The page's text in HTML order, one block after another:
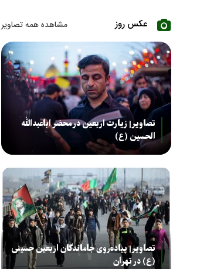
عکس روز مشاهده همه تصاویر
تصاویر| زیارت اربعین در محضر اباعبدالله
الحسین (ع)
تصاویر| پیاده‌روی جاماندگان اربعین حسینی
(ع) در تهران